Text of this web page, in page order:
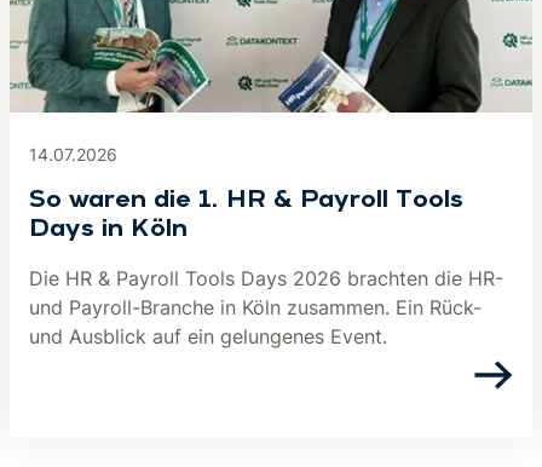
14.07.2026
So waren die 1. HR & Payroll Tools
Days in Köln
Die HR & Payroll Tools Days 2026 brachten die HR-
und Payroll-Branche in Köln zusammen. Ein Rück-
und Ausblick auf ein gelungenes Event.